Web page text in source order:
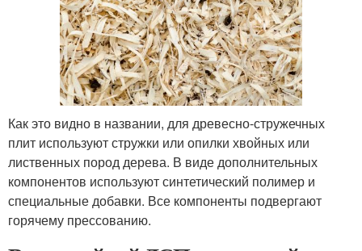
Как это видно в названии, для древесно-стружечных
плит используют стружки или опилки хвойных или
лиственных пород дерева. В виде дополнительных
компонентов используют синтетический полимер и
специальные добавки. Все компоненты подвергают
горячему прессованию.